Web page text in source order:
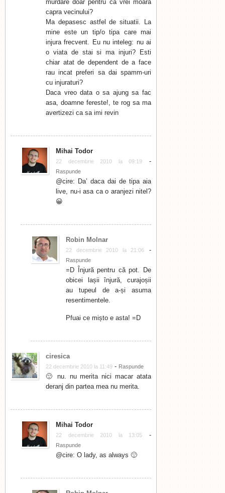
murdare doar pentru ca vrei moara
capra vecinului?
Ma depasesc astfel de situatii. La
mine este un tip/o tipa care mai
injura frecvent. Eu nu inteleg: nu ai
o viata de stai si ma injuri? Esti
chiar atat de dependent de a face
rau incat preferi sa dai spamm-uri
cu injuraturi?
Daca vreo data o sa ajung sa fac
asa, doamne fereste!, te rog sa ma
avertizezi ca sa imi revin
Mihai Todor
22 decembrie 2010 la 09:19 -
Raspunde
@cire: Da’ daca dai de tipa aia
live, nu-i asa ca o aranjezi nitel?
😀
Robin Molnar
22 decembrie 2010 la 21:06 -
Raspunde
=D Înjură pentru că pot. De
obicei lașii înjură, curajoșii
au tupeul de a-și asuma
resentimentele.
Pfuai ce mișto e asta! =D
ciresica
22 decembrie 2010 la 11:49 - Raspunde
🙂 nu. nu merita nici macar atata
deranj din partea mea nu merita.
Mihai Todor
22 decembrie 2010 la 13:05 -
Raspunde
@cire: O lady, as always 🙂